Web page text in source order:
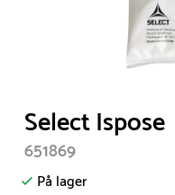
1
of
1
Select Ispose
651869
På lager